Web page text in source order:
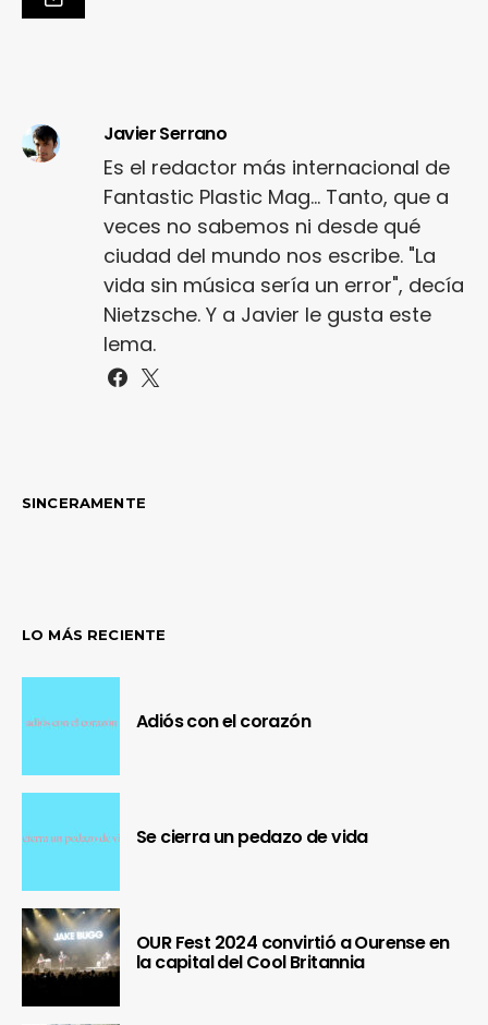
Javier Serrano
Es el redactor más internacional de
Fantastic Plastic Mag... Tanto, que a
veces no sabemos ni desde qué
ciudad del mundo nos escribe. "La
vida sin música sería un error", decía
Nietzsche. Y a Javier le gusta este
lema.
SINCERAMENTE
LO MÁS RECIENTE
Adiós con el corazón
Se cierra un pedazo de vida
OUR Fest 2024 convirtió a Ourense en
la capital del Cool Britannia